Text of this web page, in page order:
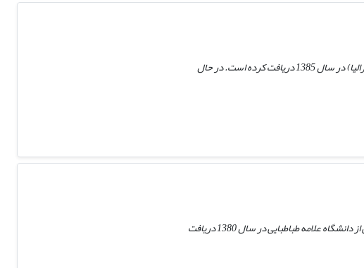
مصیب پهلوانی متولد 1348 از شهر رامیان، دوره دکتری رشته اقتصاد (سنجی) خود را از دانشگاه ولنگونگ (استرالیا) در سال 1385 دریافت کرده است. در حال
داود دانش‌جعفری متولد 1333 از شهر تفرش، دوره دکتری دشته علوم اقتصادی با گرایش اقتصاد بخش عمومی از دانشگاه علامه طباطبایی در سال 1380 دریافت